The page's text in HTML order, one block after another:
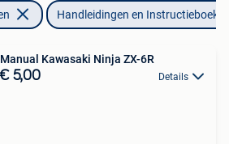
Handleidingen en
Manual Kawasaki Ninja ZX-6R
€ 5,00 Details